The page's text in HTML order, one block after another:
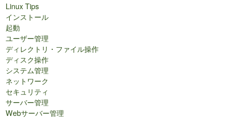
Linux Tips
インストール
起動
ユーザー管理
ディレクトリ・ファイル操作
ディスク操作
システム管理
ネットワーク
セキュリティ
サーバー管理
Webサーバー管理